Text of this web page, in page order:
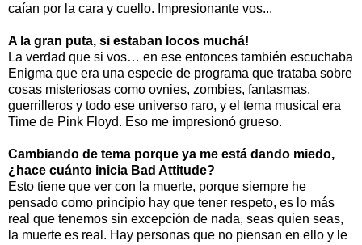
caían por la cara y cuello. Impresionante vos...
A la gran puta, si estaban locos muchá!
La verdad que si vos… en ese entonces también escuchaba
Enigma que era una especie de programa que trataba sobre
cosas misteriosas como ovnies, zombies, fantasmas,
guerrilleros y todo ese universo raro, y el tema musical era
Time de Pink Floyd. Eso me impresionó grueso.
Cambiando de tema porque ya me está dando miedo,
¿hace cuánto inicia Bad Attitude?
Esto tiene que ver con la muerte, porque siempre he
pensado como principio hay que tener respeto, es lo más
real que tenemos sin excepción de nada, seas quien seas,
la muerte es real. Hay personas que no piensan en ello y le